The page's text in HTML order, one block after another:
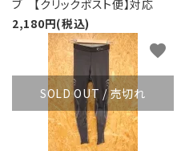
ブ 【クリックポスト便】対応
2,180円(税込)
SOLD OUT / 売切れ
favorite